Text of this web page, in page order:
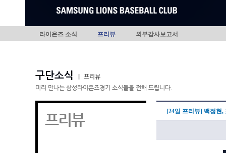
라이온즈 소식 프리뷰 외부감사보고서
구단소식
프리뷰
미리 만나는 삼성라이온즈경기 소식들을 전해 드립니다.
프리뷰 [24일 프리뷰] 백정현